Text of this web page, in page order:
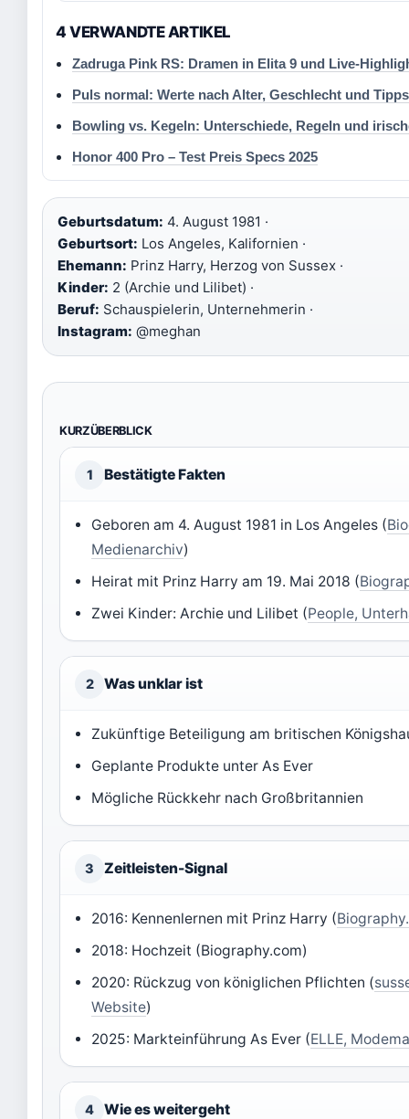
4 VERWANDTE ARTIKEL
Zadruga Pink RS: Dramen in Elita 9 und Live-
Puls normal: Werte nach Alter, Geschlecht und Tipps
Bowling vs. Kegeln: Unterschiede, Regeln und
Honor 400 Pro – Test Preis Specs 2025
Geburtsdatum: 4. August 1981 ·
Geburtsort: Los Angeles, Kalifornien ·
Ehemann: Prinz Harry, Herzog von Sussex ·
Kinder: 2 (Archie und Lilibet) ·
Beruf: Schauspielerin, Unternehmerin ·
Instagram: @meghan
KURZÜBERBLICK
1 Bestätigte Fakten
Geboren am 4. August 1981 in Los Angeles (
Medienarchiv)
Heirat mit Prinz Harry am 19. Mai 2018 (
Zwei Kinder: Archie und Lilibet (People,
2 Was unklar ist
Zukünftige Beteiligung am britischen
Geplante Produkte unter As Ever
Mögliche Rückkehr nach Großbritannien
3 Zeitleisten-Signal
2016: Kennenlernen mit Prinz Harry (
2018: Hochzeit (Biography.com)
2020: Rückzug von königlichen Pflichten (
Website)
2025: Markteinführung As Ever (ELLE,
4 Wie es weitergeht